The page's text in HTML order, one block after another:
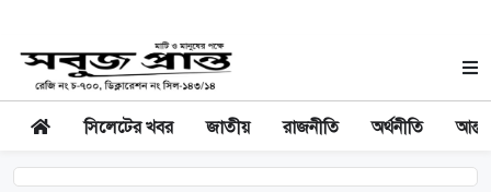
সিলেটের খবর জাতীয় রাজনীতি অর্থনীতি